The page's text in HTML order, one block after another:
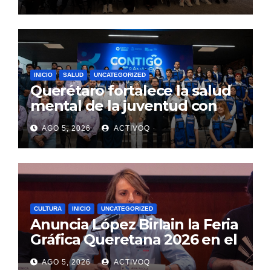
INICIO SALUD UNCATEGORIZED
Querétaro fortalece la salud
mental de la juventud con
alcance estatal e impacto
internacional
AGO 5, 2026 ACTIVOQ
CULTURA INICIO UNCATEGORIZED
Anuncia López Birlain la Feria
Gráfica Queretana 2026 en el
CEART
AGO 5, 2026 ACTIVOQ